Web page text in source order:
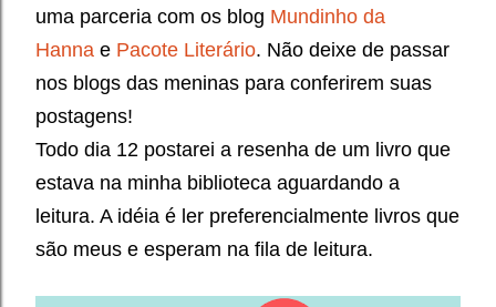
uma parceria com os blog Mundinho da
Hanna e Pacote Literário. Não deixe de passar
nos blogs das meninas para conferirem suas
postagens!
Todo dia 12 postarei a resenha de um livro que
estava na minha biblioteca aguardando a
leitura. A idéia é ler preferencialmente livros que
são meus e esperam na fila de leitura.